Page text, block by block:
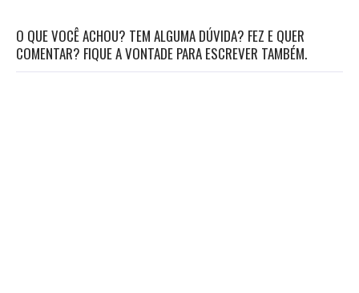
O QUE VOCÊ ACHOU? TEM ALGUMA DÚVIDA? FEZ E QUER
COMENTAR? FIQUE A VONTADE PARA ESCREVER TAMBÉM.